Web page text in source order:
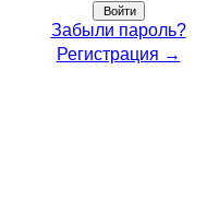
Забыли пароль?
Регистрация →